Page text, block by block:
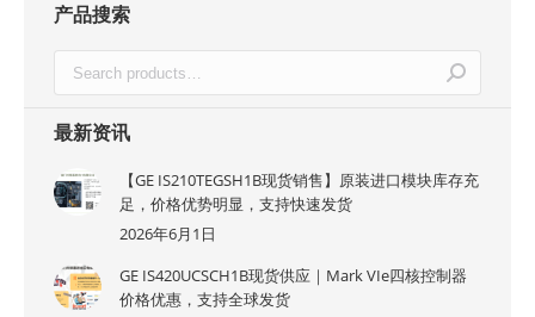
产品搜索
最新资讯
【GE IS210TEGSH1B现货销售】原装进口模块库存充
足，价格优势明显，支持快速发货
2026年6月1日
GE IS420UCSCH1B现货供应｜Mark VIe四核控制器
价格优惠，支持全球发货